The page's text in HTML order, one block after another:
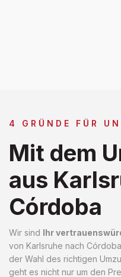
4 GRÜNDE FÜR
Mit dem
aus
Córdoba
Wir sind Ihr
von Karlsruhe nach
der Wahl des richtigen
geht es nicht nur um den